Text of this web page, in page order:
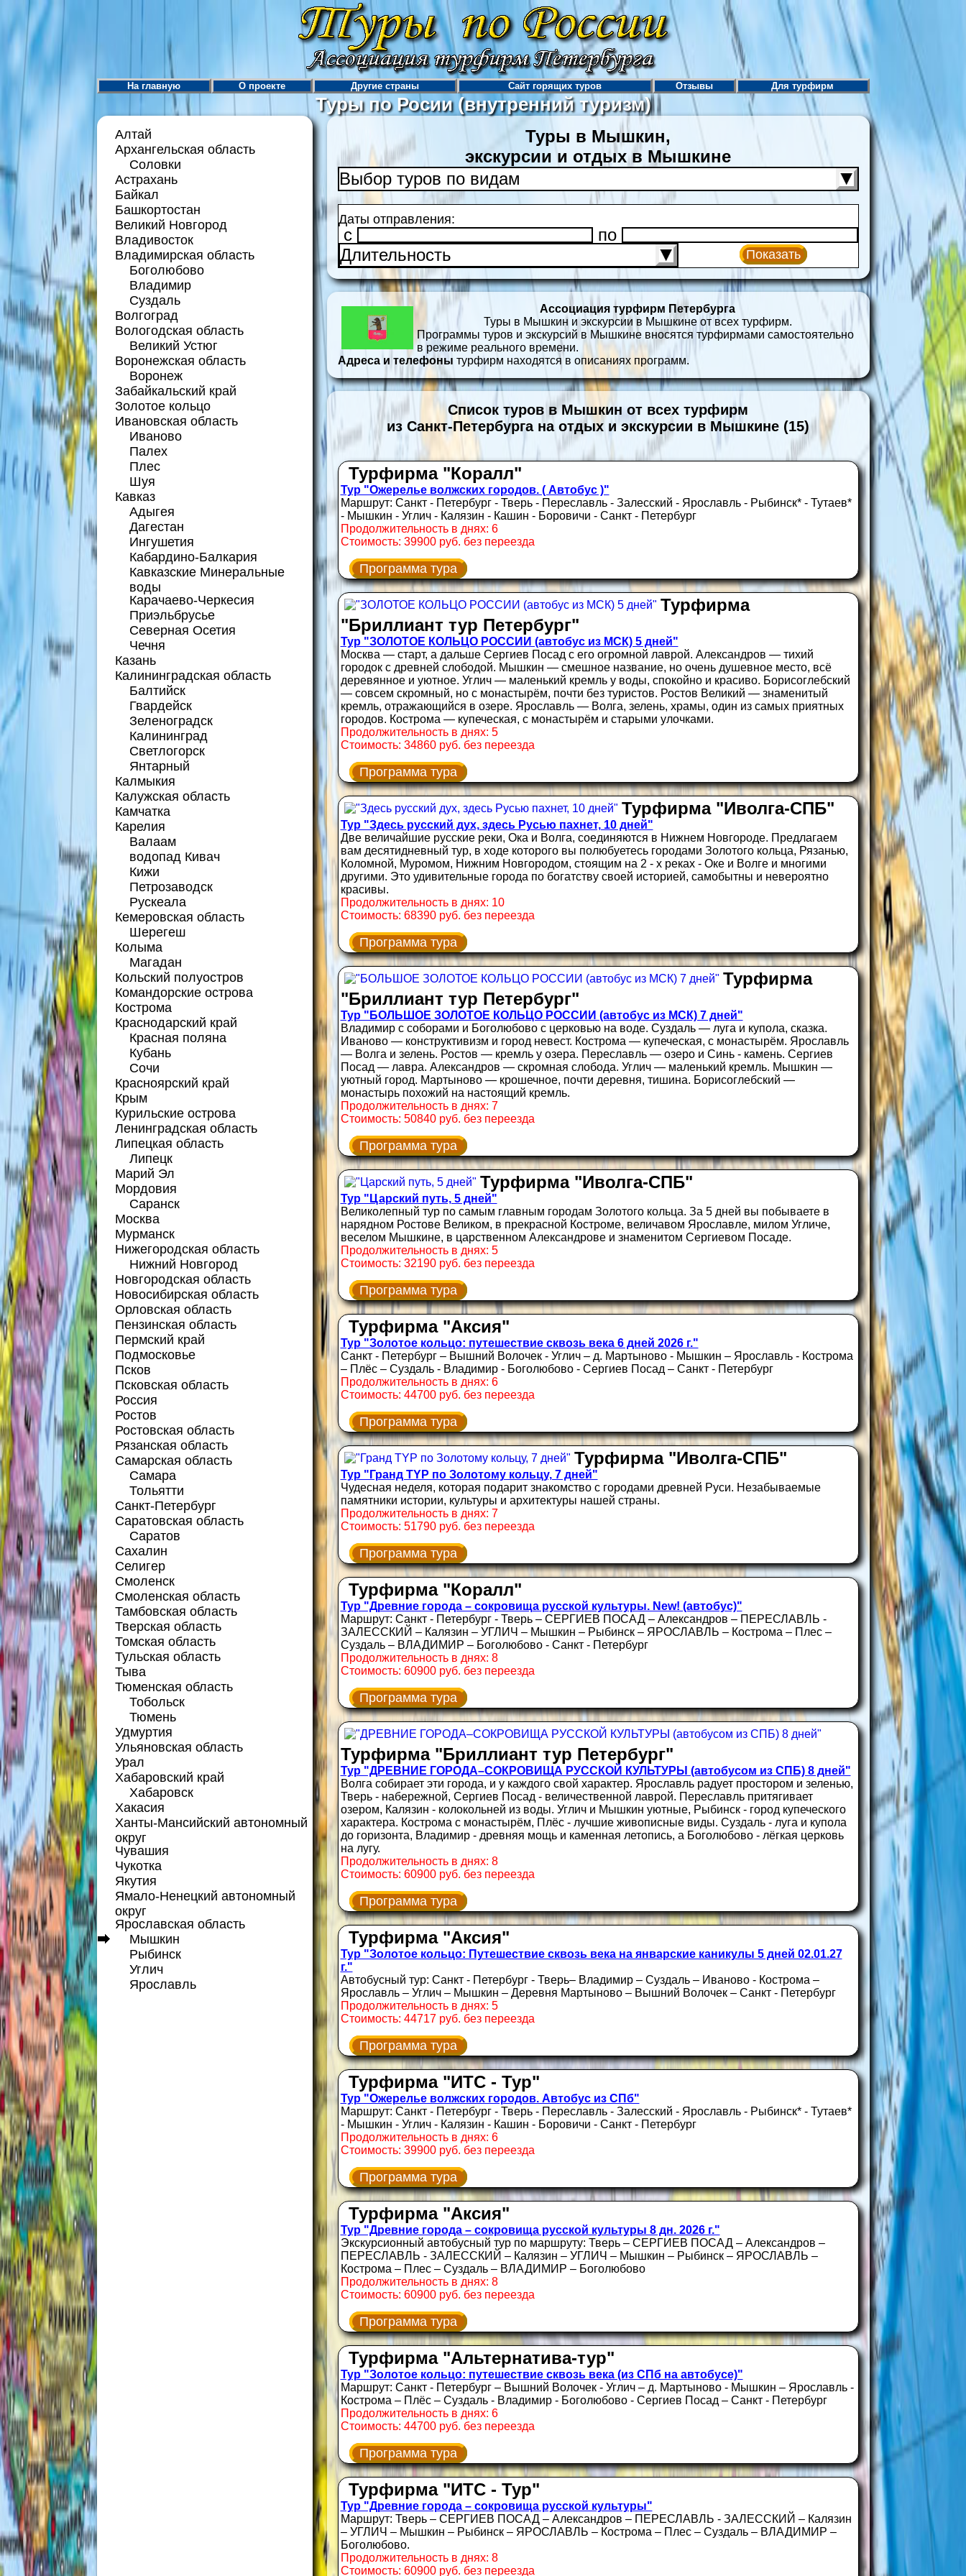
На главную О проекте Другие страны Сайт горящих туров Отзывы Для турфирм
Туры по Росии (внутренний туризм)
Алтай
Архангельская область
Соловки
Астрахань
Байкал
Башкортостан
Великий Новгород
Владивосток
Владимирская область
Боголюбово
Владимир
Суздаль
Волгоград
Вологодская область
Великий Устюг
Воронежская область
Воронеж
Забайкальский край
Золотое кольцо
Ивановская область
Иваново
Палех
Плес
Шуя
Кавказ
Адыгея
Дагестан
Ингушетия
Кабардино-Балкария
Кавказские Минеральные
воды
Карачаево-Черкесия
Приэльбрусье
Северная Осетия
Чечня
Казань
Калининградская область
Балтийск
Гвардейск
Зеленоградск
Калининград
Светлогорск
Янтарный
Калмыкия
Калужская область
Камчатка
Карелия
Валаам
водопад Кивач
Кижи
Петрозаводск
Рускеала
Кемеровская область
Шерегеш
Колыма
Магадан
Кольский полуостров
Командорские острова
Кострома
Краснодарский край
Красная поляна
Кубань
Сочи
Красноярский край
Крым
Курильские острова
Ленинградская область
Липецкая область
Липецк
Марий Эл
Мордовия
Саранск
Москва
Мурманск
Нижегородская область
Нижний Новгород
Новгородская область
Новосибирская область
Орловская область
Пензинская область
Пермский край
Подмосковье
Псков
Псковская область
Россия
Ростов
Ростовская область
Рязанская область
Самарская область
Самара
Тольятти
Санкт-Петербург
Саратовская область
Саратов
Сахалин
Селигер
Смоленск
Смоленская область
Тамбовская область
Тверская область
Томская область
Тульская область
Тыва
Тюменская область
Тобольск
Тюмень
Удмуртия
Ульяновская область
Урал
Хабаровский край
Хабаровск
Хакасия
Ханты-Мансийский автономный
округ
Чувашия
Чукотка
Якутия
Ямало-Ненецкий автономный
округ
Ярославская область
Мышкин
Рыбинск
Углич
Ярославль
Туры в Мышкин,
экскурсии и отдых в Мышкине
Выбор туров по видам
Даты отправления:
c
по
Длительность
Показать
Ассоциация турфирм Петербурга
Туры в Мышкин и экскурсии в Мышкине от всех турфирм.
Программы туров и экскурсий в Мышкине вносятся турфирмами самостоятельно
в режиме реального времени.
Адреса и телефоны турфирм находятся в описаниях программ.
Список туров в Мышкин от всех турфирм
из Санкт-Петербурга на отдых и экскурсии в Мышкине (15)
Турфирма "Коралл"
Тур "Ожерелье волжских городов. ( Автобус )"
Маршрут: Санкт - Петербург - Тверь - Переславль - Залесский - Ярославль - Рыбинск* - Тутаев*
- Мышкин - Углич - Калязин - Кашин - Боровичи - Санкт - Петербург
Продолжительность в днях: 6
Стоимость: 39900 руб. без переезда
Программа тура
Турфирма
"Бриллиант тур Петербург"
Тур "ЗОЛОТОЕ КОЛЬЦО РОССИИ (автобус из МСК) 5 дней"
Москва — старт, а дальше Сергиев Посад с его огромной лаврой. Александров — тихий
городок с древней слободой. Мышкин — смешное название, но очень душевное место, всё
деревянное и уютное. Углич — маленький кремль у воды, спокойно и красиво. Борисоглебский
— совсем скромный, но с монастырём, почти без туристов. Ростов Великий — знаменитый
кремль, отражающийся в озере. Ярославль — Волга, зелень, храмы, один из самых приятных
городов. Кострома — купеческая, с монастырём и старыми улочками.
Продолжительность в днях: 5
Стоимость: 34860 руб. без переезда
Программа тура
Турфирма "Иволга-СПБ"
Тур "Здесь русский дух, здесь Русью пахнет, 10 дней"
Две величайшие русские реки, Ока и Волга, соединяются в Нижнем Новгороде. Предлагаем
вам десятидневный тур, в ходе которого вы полюбуетесь городами Золотого кольца, Рязанью,
Коломной, Муромом, Нижним Новгородом, стоящим на 2 - х реках - Оке и Волге и многими
другими. Это удивительные города по богатству своей историей, самобытны и невероятно
красивы.
Продолжительность в днях: 10
Стоимость: 68390 руб. без переезда
Программа тура
Турфирма
"Бриллиант тур Петербург"
Тур "БОЛЬШОЕ ЗОЛОТОЕ КОЛЬЦО РОССИИ (автобус из МСК) 7 дней"
Владимир с соборами и Боголюбово с церковью на воде. Суздаль — луга и купола, сказка.
Иваново — конструктивизм и город невест. Кострома — купеческая, с монастырём. Ярославль
— Волга и зелень. Ростов — кремль у озера. Переславль — озеро и Синь - камень. Сергиев
Посад — лавра. Александров — скромная слобода. Углич — маленький кремль. Мышкин —
уютный город. Мартыново — крошечное, почти деревня, тишина. Борисоглебский —
монастырь похожий на настоящий кремль.
Продолжительность в днях: 7
Стоимость: 50840 руб. без переезда
Программа тура
Турфирма "Иволга-СПБ"
Тур "Царский путь, 5 дней"
Великолепный тур по самым главным городам Золотого кольца. За 5 дней вы побываете в
нарядном Ростове Великом, в прекрасной Костроме, величавом Ярославле, милом Угличе,
веселом Мышкине, в царственном Александрове и знаменитом Сергиевом Посаде.
Продолжительность в днях: 5
Стоимость: 32190 руб. без переезда
Программа тура
Турфирма "Аксия"
Тур "Золотое кольцо: путешествие сквозь века 6 дней 2026 г."
Санкт - Петербург – Вышний Волочек - Углич – д. Мартыново - Мышкин – Ярославль - Кострома
– Плёс – Суздаль - Владимир - Боголюбово - Сергиев Посад – Санкт - Петербург
Продолжительность в днях: 6
Стоимость: 44700 руб. без переезда
Программа тура
Турфирма "Иволга-СПБ"
Тур "Гранд TYP по Золотому кольцу, 7 дней"
Чудесная неделя, которая подарит знакомство с городами древней Руси. Незабываемые
памятники истории, культуры и архитектуры нашей страны.
Продолжительность в днях: 7
Стоимость: 51790 руб. без переезда
Программа тура
Турфирма "Коралл"
Тур "Древние города – сокровища русской культуры. New! (автобус)"
Маршрут: Санкт - Петербург - Тверь – СЕРГИЕВ ПОСАД – Александров – ПЕРЕСЛАВЛЬ -
ЗАЛЕССКИЙ – Калязин – УГЛИЧ – Мышкин – Рыбинск – ЯРОСЛАВЛЬ – Кострома – Плес –
Суздаль – ВЛАДИМИР – Боголюбово - Санкт - Петербург
Продолжительность в днях: 8
Стоимость: 60900 руб. без переезда
Программа тура
Турфирма "Бриллиант тур Петербург"
Тур "ДРЕВНИЕ ГОРОДА–СОКРОВИЩА РУССКОЙ КУЛЬТУРЫ (автобусом из СПБ) 8 дней"
Волга собирает эти города, и у каждого свой характер. Ярославль радует простором и зеленью,
Тверь - набережной, Сергиев Посад - величественной лаврой. Переславль притягивает
озером, Калязин - колокольней из воды. Углич и Мышкин уютные, Рыбинск - город купеческого
характера. Кострома с монастырём, Плёс - лучшие живописные виды. Суздаль - луга и купола
до горизонта, Владимир - древняя мощь и каменная летопись, а Боголюбово - лёгкая церковь
на лугу.
Продолжительность в днях: 8
Стоимость: 60900 руб. без переезда
Программа тура
Турфирма "Аксия"
Тур "Золотое кольцо: Путешествие сквозь века на январские каникулы 5 дней 02.01.27
г."
Автобусный тур: Санкт - Петербург - Тверь– Владимир – Суздаль – Иваново - Кострома –
Ярославль – Углич – Мышкин – Деревня Мартыново – Вышний Волочек – Санкт - Петербург
Продолжительность в днях: 5
Стоимость: 44717 руб. без переезда
Программа тура
Турфирма "ИТС - Тур"
Тур "Ожерелье волжских городов. Автобус из СПб"
Маршрут: Санкт - Петербург - Тверь - Переславль - Залесский - Ярославль - Рыбинск* - Тутаев*
- Мышкин - Углич - Калязин - Кашин - Боровичи - Санкт - Петербург
Продолжительность в днях: 6
Стоимость: 39900 руб. без переезда
Программа тура
Турфирма "Аксия"
Тур "Древние города – сокровища русской культуры 8 дн. 2026 г."
Экскурсионный автобусный тур по маршруту: Тверь – СЕРГИЕВ ПОСАД – Александров –
ПЕРЕСЛАВЛЬ - ЗАЛЕССКИЙ – Калязин – УГЛИЧ – Мышкин – Рыбинск – ЯРОСЛАВЛЬ –
Кострома – Плес – Суздаль – ВЛАДИМИР – Боголюбово
Продолжительность в днях: 8
Стоимость: 60900 руб. без переезда
Программа тура
Турфирма "Альтернатива-тур"
Тур "Золотое кольцо: путешествие сквозь века (из СПб на автобусе)"
Маршрут: Санкт - Петербург – Вышний Волочек - Углич – д. Мартыново - Мышкин – Ярославль -
Кострома – Плёс – Суздаль - Владимир - Боголюбово - Сергиев Посад – Санкт - Петербург
Продолжительность в днях: 6
Стоимость: 44700 руб. без переезда
Программа тура
Турфирма "ИТС - Тур"
Тур "Древние города – сокровища русской культуры"
Маршрут: Тверь – СЕРГИЕВ ПОСАД – Александров – ПЕРЕСЛАВЛЬ - ЗАЛЕССКИЙ – Калязин
– УГЛИЧ – Мышкин – Рыбинск – ЯРОСЛАВЛЬ – Кострома – Плес – Суздаль – ВЛАДИМИР –
Боголюбово.
Продолжительность в днях: 8
Стоимость: 60900 руб. без переезда